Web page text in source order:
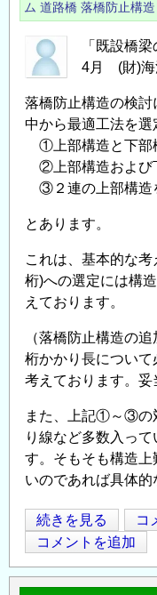
登
録
受
を
開
始
し
し
の
ム 道路橋 落橋防止構造
「既設橋
4月 (財)海
落橋防止構造の検
中から最適工法を選
①上部構造と下部
②上部構造および
③２連の上部構造
とあります。
これは、基本的な
桁)への選定には構
えております。
（落橋防止構造の
桁かかり長について
考えております。妥
また、上記①～③の
り線など多数入っ
す。そもそも構造
いのであれば具体的
落
橋
防
止
続きを見る
コ
コメントを追加